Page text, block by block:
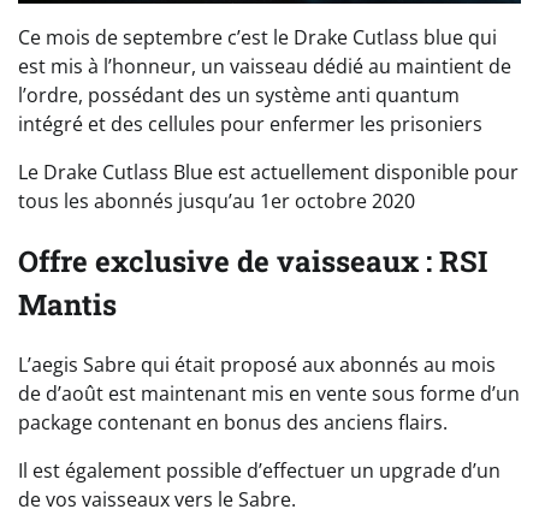
Ce mois de septembre c’est le Drake Cutlass blue qui
est mis à l’honneur, un vaisseau dédié au maintient de
l’ordre, possédant des un système anti quantum
intégré et des cellules pour enfermer les prisoniers
Le Drake Cutlass Blue est actuellement disponible pour
tous les abonnés jusqu’au 1er octobre 2020
Offre exclusive de vaisseaux : RSI
Mantis
L’aegis Sabre qui était proposé aux abonnés au mois
de d’août est maintenant mis en vente sous forme d’un
package contenant en bonus des anciens flairs.
Il est également possible d’effectuer un upgrade d’un
de vos vaisseaux vers le Sabre.